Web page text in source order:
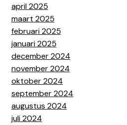
april 2025
maart 2025
februari 2025
januari 2025
december 2024
november 2024
oktober 2024
september 2024
augustus 2024
juli 2024